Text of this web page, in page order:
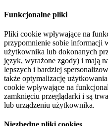
Funkcjonalne pliki
Pliki cookie wpływające na
przypomnienie sobie informacji
użytkownika lub dokonanych
język, wyrażone zgody) i mają
lepszych i bardziej
także optymalizację
cookie wpływające na
zamknięciu przeglądarki i są
lub urządzeniu użytkownika.